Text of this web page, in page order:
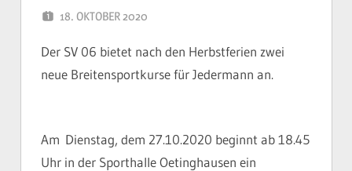
18. OKTOBER 2020
Der SV 06 bietet nach den Herbstferien zwei
neue Breitensportkurse für Jedermann an.
Am Dienstag, dem 27.10.2020 beginnt ab 18.45
Uhr in der Sporthalle Oetinghausen ein